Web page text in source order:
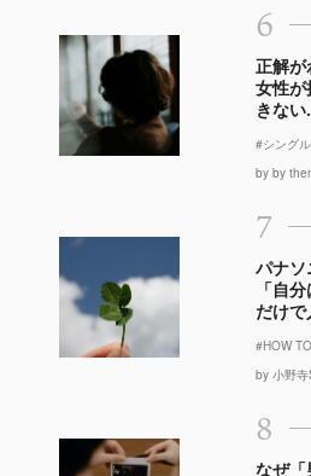
6
正解が
女性が
きない
#シングル
by by
7
パナソ
「自
だけで
#HOW TO
by 小野寺
8
なぜ「